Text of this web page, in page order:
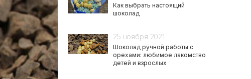
Как выбрать настоящий
шоколад
25 ноября 2021
Шоколад ручной работы с
орехами: любимое лакомство
детей и взрослых